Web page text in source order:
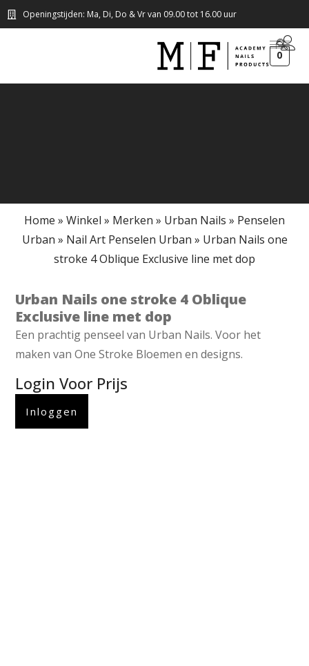
Openingstijden: Ma, Di, Do & Vr van 09.00 tot 16.00 uur
0
Home » Winkel » Merken » Urban Nails » Penselen
Urban » Nail Art Penselen Urban » Urban Nails one
stroke 4 Oblique Exclusive line met dop
Urban Nails one stroke 4 Oblique
Exclusive line met dop
Een prachtig penseel van Urban Nails. Voor het
maken van One Stroke Bloemen en designs.
Login Voor Prijs
Inloggen